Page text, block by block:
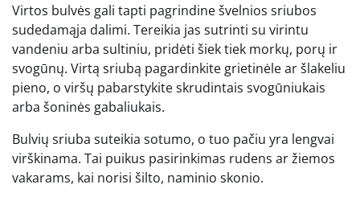
Virtos bulvės gali tapti pagrindine švelnios sriubos
sudedamąja dalimi. Tereikia jas sutrinti su virintu
vandeniu arba sultiniu, pridėti šiek tiek morkų, porų ir
svogūnų. Virtą sriubą pagardinkite grietinėle ar šlakeliu
pieno, o viršų pabarstykite skrudintais svogūniukais
arba šoninės gabaliukais.
Bulvių sriuba suteikia sotumo, o tuo pačiu yra lengvai
virškinama. Tai puikus pasirinkimas rudens ar žiemos
vakarams, kai norisi šilto, naminio skonio.